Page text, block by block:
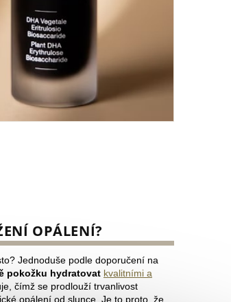
OPÁLENÍ?
Jednoduše podle doporučení na
pokožku hydratovat kvalitními a
čímž se prodlouží trvanlivost
opálení od slunce. Je to proto, že